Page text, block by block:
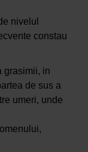
nivelul
constau
grasimii, in
de sus a
umeri, unde